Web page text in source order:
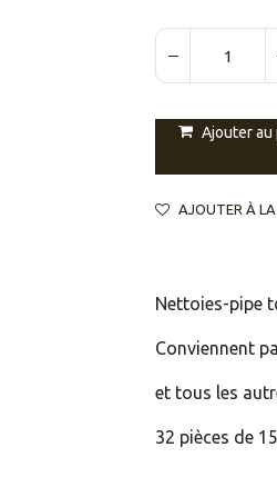
Ajouter au
AJOUTER À
Nettoies-pipe
Conviennent
et tous les
32 pièces de